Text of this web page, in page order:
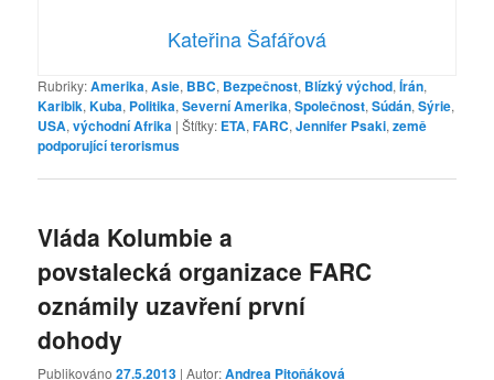
Kateřina Šafářová
Rubriky:Amerika,Asie, BBC, Bezpečnost, Blízký východ,Írán,
Karibik,Kuba, Politika,Severní Amerika,Společnost,Súdán,Sýrie,
USA,východní Afrika |Štítky: ETA,FARC,Jennifer Psaki,země
podporující terorismus
Vláda Kolumbie a
povstalecká organizace FARC
oznámily uzavření první
dohody
Publikováno27.5.2013 | Autor:Andrea Pitoňáková